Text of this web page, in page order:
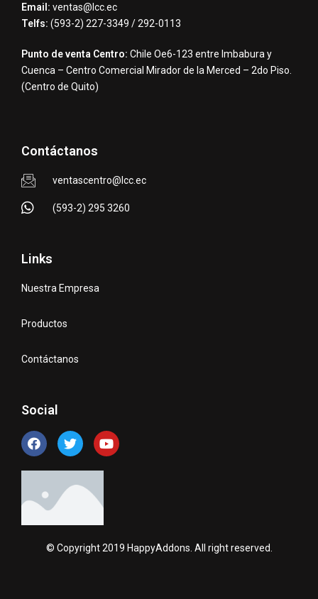
Email: ventas@lcc.ec
Telfs: (593-2) 227-3349 / 292-0113
Punto de venta Centro: Chile Oe6-123 entre Imbabura y
Cuenca – Centro Comercial Mirador de la Merced – 2do Piso.
(Centro de Quito)
Contáctanos
ventascentro@lcc.ec
(593-2) 295 3260
Links
Nuestra Empresa
Productos
Contáctanos
Social
© Copyright 2019 HappyAddons. All right reserved.